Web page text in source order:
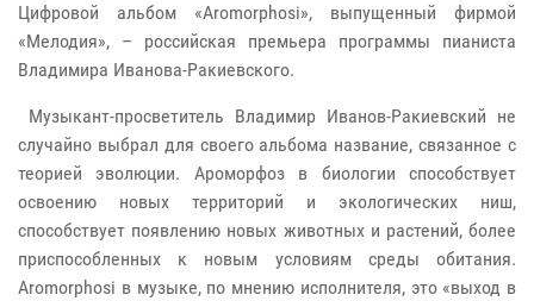
Цифровой альбом «Aromorphosi», выпущенный фирмой
«Мелодия», – российская премьера программы пианиста
Владимира Иванова-Ракиевского.
Музыкант-просветитель Владимир Иванов-Ракиевский не
случайно выбрал для своего альбома название, связанное с
теорией эволюции. Ароморфоз в биологии способствует
освоению новых территорий и экологических ниш,
способствует появлению новых животных и растений, более
приспособленных к новым условиям среды обитания.
Aromorphosi в музыке, по мнению исполнителя, это «выход в